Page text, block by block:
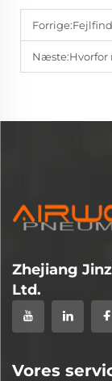
Forrige:Fejlfinding
Næste:Hvorfor
Zhejiang
Ltd.
Vores